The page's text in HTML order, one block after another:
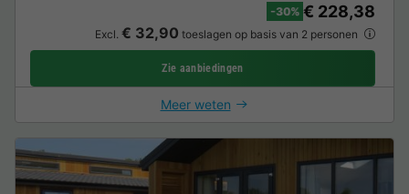
-30% € 228,38
Excl. € 32,90 toeslagen op basis van 2 personen
Zie aanbiedingen
Meer weten